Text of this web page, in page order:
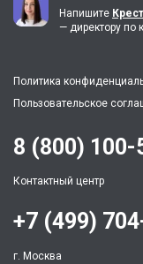
Напишите
— директору по
Политика
Пользовательское
8 (800) 100-
Контактный центр
+7 (499)
г. Москва